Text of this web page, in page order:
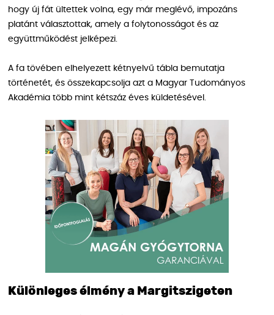
hogy új fát ültettek volna, egy már meglévő, impozáns
platánt választottak, amely a folytonosságot és az
együttműködést jelképezi.
A fa tövében elhelyezett kétnyelvű tábla bemutatja
történetét, és összekapcsolja azt a Magyar Tudományos
Akadémia több mint kétszáz éves küldetésével.
Különleges élmény a Margitszigeten